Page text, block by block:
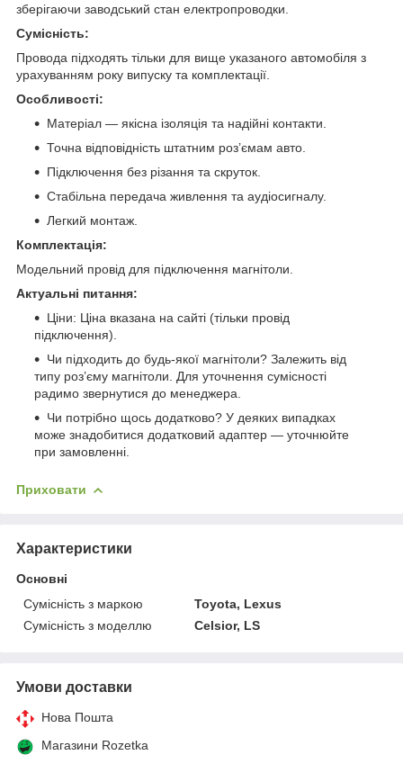
зберігаючи заводський стан електропроводки.
Сумісність:
Провода підходять тільки для вище указаного автомобіля з
урахуванням року випуску та комплектації.
Особливості:
Матеріал — якісна ізоляція та надійні контакти.
Точна відповідність штатним роз’ємам авто.
Підключення без різання та скруток.
Стабільна передача живлення та аудіосигналу.
Легкий монтаж.
Комплектація:
Модельний провід для підключення магнітоли.
Актуальні питання:
Ціни: Ціна вказана на сайті (тільки провід
підключення).
Чи підходить до будь-якої магнітоли? Залежить від
типу роз’єму магнітоли. Для уточнення сумісності
радимо звернутися до менеджера.
Чи потрібно щось додатково? У деяких випадках
може знадобитися додатковий адаптер — уточнюйте
при замовленні.
Приховати
Характеристики
Основні
Сумісність з маркою
Toyota, Lexus
Сумісність з моделлю
Celsior, LS
Умови доставки
Нова Пошта
Магазини Rozetka